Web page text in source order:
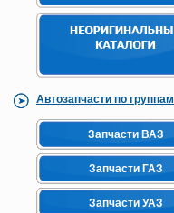
Автозапчасти по группам
Запчасти ВАЗ
Запчасти ГАЗ
Запчасти УАЗ